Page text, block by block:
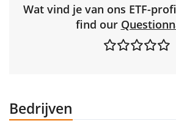
Wat vind je van ons ETF-
find our
Bedrijven